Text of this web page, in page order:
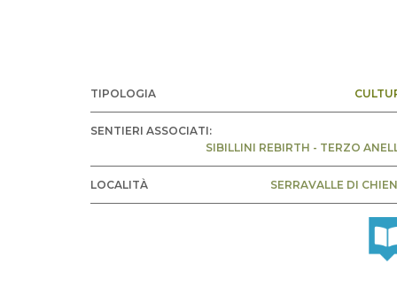
TIPOLOGIA
SENTIERI ASSOCIATI:
SIBILLINI REBIRTH - TERZO
LOCALITÀ SERRAVALLE DI